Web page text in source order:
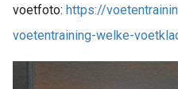
voetfoto: https://
voetentraining-welke-